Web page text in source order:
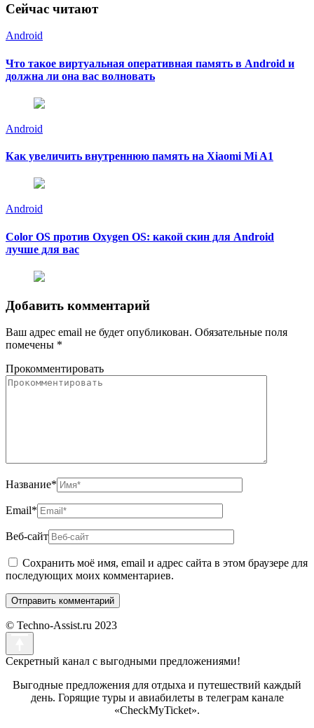
Сейчас читают
Android
Что такое виртуальная оперативная память в Android и
должна ли она вас волновать
Android
Как увеличить внутреннюю память на Xiaomi Mi A1
Android
Color OS против Oxygen OS: какой скин для Android
лучше для вас
Добавить комментарий
Ваш адрес email не будет опубликован. Обязательные поля
помечены *
Прокомментировать
Название*
Email*
Веб-сайт
Сохранить моё имя, email и адрес сайта в этом браузере для
последующих моих комментариев.
© Techno-Assist.ru 2023
Секретный канал с выгодными предложениями!
Выгодные предложения для отдыха и путешествий каждый
день. Горящие туры и авиабилеты в телеграм канале
«CheckMyTicket».